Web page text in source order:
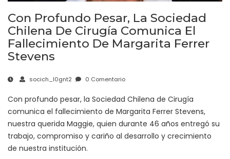
Con Profundo Pesar, La Sociedad
Chilena De Cirugía Comunica El
Fallecimiento De Margarita Ferrer
Stevens
socich_l0gnt2 0 Comentario
Con profundo pesar, la Sociedad Chilena de Cirugía
comunica el fallecimiento de Margarita Ferrer Stevens,
nuestra querida Maggie, quien durante 46 años entregó su
trabajo, compromiso y cariño al desarrollo y crecimiento
de nuestra institución.